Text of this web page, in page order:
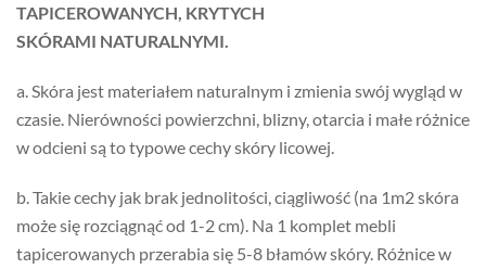
TAPICEROWANYCH, KRYTYCH
SKÓRAMI NATURALNYMI.
a. Skóra jest materiałem naturalnym i zmienia swój wygląd w
czasie. Nierówności powierzchni, blizny, otarcia i małe różnice
w odcieni są to typowe cechy skóry licowej.
b. Takie cechy jak brak jednolitości, ciągliwość (na 1m2 skóra
może się rozciągnąć od 1-2 cm). Na 1 komplet mebli
tapicerowanych przerabia się 5-8 błamów skóry. Różnice w